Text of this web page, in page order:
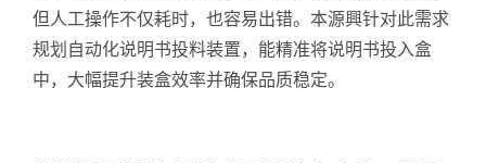
但人工操作不仅耗时，也容易出错。本源興针对此需求
规划自动化说明书投料装置，能精准将说明书投入盒
中，大幅提升装盒效率并确保品质稳定。